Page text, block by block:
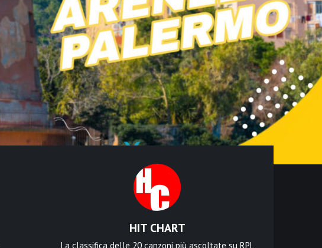
HIT CHART
La classifica delle 20 canzoni più ascoltate su RPL